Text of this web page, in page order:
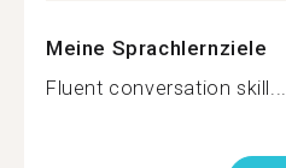
Meine Sprachlernziele
Fluent conversation skill...